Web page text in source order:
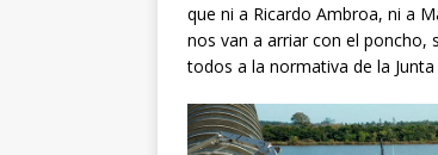
que ni a Ricardo Ambroa, ni a
nos van a arriar con el poncho,
todos a la normativa de la